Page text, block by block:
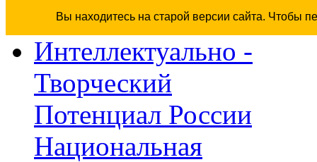
Вы находитесь на старой версии сайта. Чтобы
Интеллектуально -
Творческий
Потенциал России
Национальная